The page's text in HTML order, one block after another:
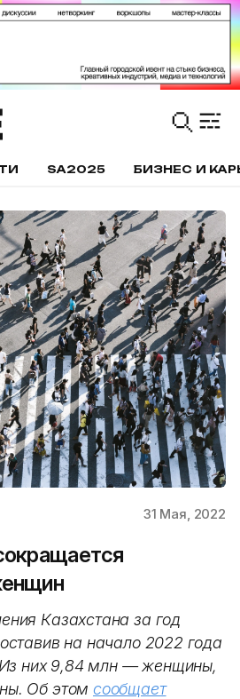
SA2025 БИЗНЕС И
31 Мая, 2022
Казахстана за год
на начало 2022 года
Из них 9,84 млн — женщины,
Об этом сообщает